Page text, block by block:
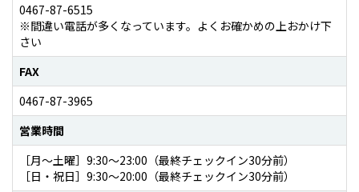
0467-87-6515
※間違い電話が多くなっています。よくお確かめの上おかけ下
さい
FAX
0467-87-3965
営業時間
［月〜土曜］9:30〜23:00（最終チェックイン30分前）
［日・祝日］9:30〜20:00（最終チェックイン30分前）